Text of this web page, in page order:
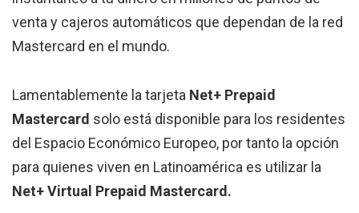
venta y cajeros automáticos que dependan de la red
Mastercard en el mundo.
Lamentablemente la tarjeta Net+ Prepaid
Mastercard solo está disponible para los residentes
del Espacio Económico Europeo, por tanto la opción
para quienes viven en Latinoamérica es utilizar la
Net+ Virtual Prepaid Mastercard.